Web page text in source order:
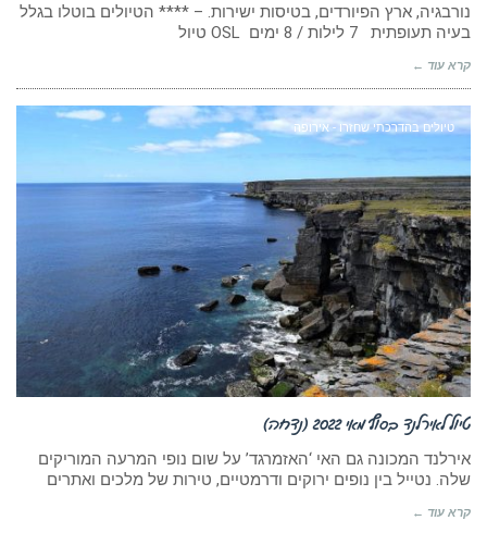
נורבגיה, ארץ הפיורדים, בטיסות ישירות. – **** הטיולים בוטלו בגלל
בעיה תעופתית 7 לילות / 8 ימים OSL טיול
קרא עוד ←
טיולים בהדרכתי שחזרו - אירופה
טיול לאירלנד בסוף מאי 2022 (נדחה)
אירלנד המכונה גם האי ‘האזמרגד’ על שום נופי המרעה המוריקים
שלה. נטייל בין נופים ירוקים ודרמטיים, טירות של מלכים ואתרים
קרא עוד ←